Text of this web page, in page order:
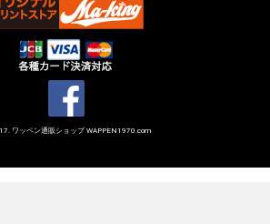
ワッペン通販ショップ WAPPEN1970.com